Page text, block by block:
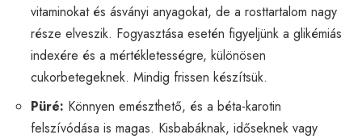
vitaminokat és ásványi anyagokat, de a rosttartalom nagy
része elveszik. Fogyasztása esetén figyeljünk a glikémiás
indexére és a mértékletességre, különösen
cukorbetegeknek. Mindig frissen készítsük.
Püré: Könnyen emészthető, és a béta-karotin
felszívódása is magas. Kisbabáknak, időseknek vagy